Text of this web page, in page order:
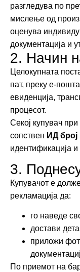
разгледува по
мислење од
оценува
документација и
2. Начин
Целокупната
пат, преку е-
евиденција,
процесот.
Секој купувач
сопствен ИД број
идентификација
3.
Купувачот е
рекламација да:
го наведе
достави
приложи
По приемот на